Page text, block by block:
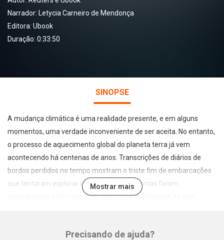
Narrador: Letycia Carneiro de Mendonça
Editora: Ubook
Duração: 0:33:50
SINOPSE
A mudança climática é uma realidade presente, e em alguns
momentos, uma verdade inconveniente de ser aceita. No entanto,
o processo de aquecimento global do planeta terra já vem
acontecendo há centenas de anos. Transcrições de diários de
bordos perdidos no tempo mostram o triste fim de embarcações
que tentaram explorar o continente Ártico, mas foram
massacradas pelos enormes icebergs e montanhas de gelo,
bastante comum na época – e um problema que segue vivo até
Mostrar mais
Precisando de ajuda?